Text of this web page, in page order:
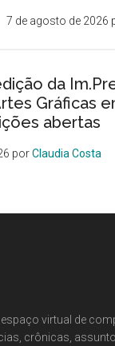
7 de agosto de 2026
da
Gráficas
abertas
porClaudia Costa
espaço virtual de
crônicas,